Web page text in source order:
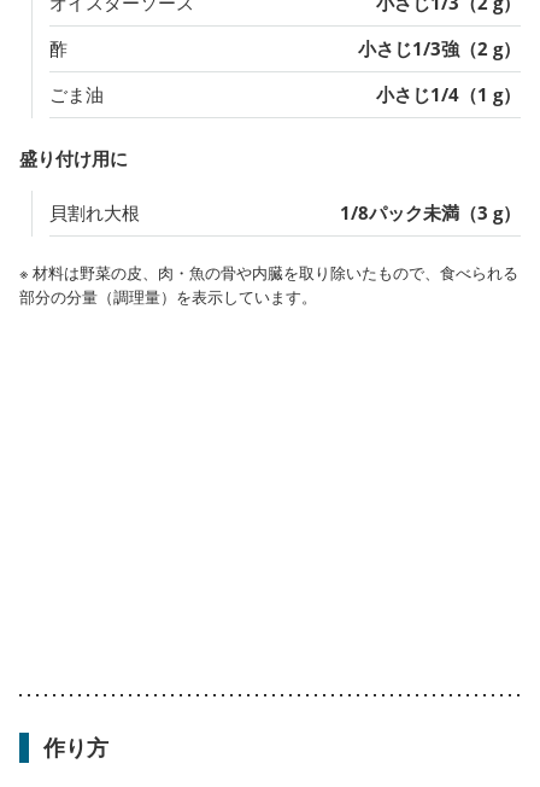
酢
小さじ1/3強（2 g）
ごま油
小さじ1/4（1 g）
盛り付け用に
貝割れ大根 1/8パック未満（3 g）
※ 材料は野菜の皮、肉・魚の骨や内臓を取り除いたもので、食べられる
部分の分量（調理量）を表示しています。
作り方